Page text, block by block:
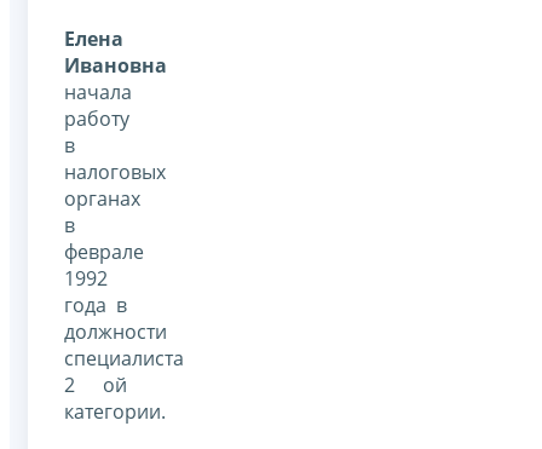
Елена
Ивановна
начала
работу
в
налоговых
органах
в
феврале
1992
года в
должности
специалиста
2 ой
категории.